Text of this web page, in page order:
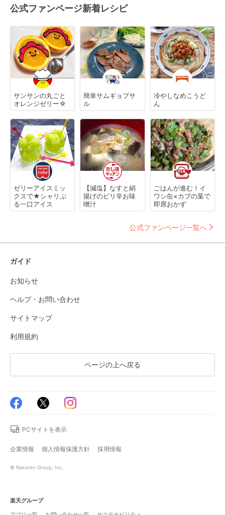
公式ファンページ新着レシピ
サンサンの丸ごと
オレンジゼリー☆
簡単サムギョプサ
ル
冷やしなめこうど
ん
ゼリーアイスミッ
クスで★シャリぷ
る一口アイス
【減塩】なすと絹
揚げのピリ辛お味
噌汁
ごはんが進む！イ
ワシ缶×カブの葉で
即席おかず
公式ファンページ一覧へ
ガイド
お知らせ
ヘルプ・お問い合わせ
サイトマップ
利用規約
ページの上へ戻る
PCサイトを表示
企業情報 個人情報保護方針 採用情報
© Rakuten Group, Inc.
楽天グループ